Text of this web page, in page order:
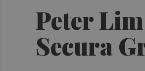
Peter
Secura